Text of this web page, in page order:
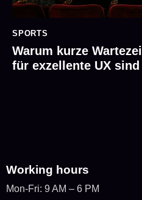
SPORTS
Warum kurze
für exzellente UX sind
Working hours
Mon-Fri: 9 AM – 6 PM